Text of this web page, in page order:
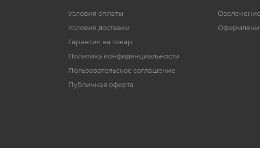
Условия оплаты
Условия доставки
Гарантия на товар
Политика конфиденциальности
Пользовательское соглашение
Публичная оферта